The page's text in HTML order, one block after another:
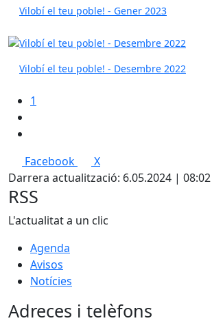
Vilobí el teu poble! - Gener 2023
Vilobí el teu poble! - Desembre 2022
1
Facebook
X
Darrera actualització: 6.05.2024 | 08:02
RSS
L'actualitat a un clic
Agenda
Avisos
Notícies
Adreces i telèfons